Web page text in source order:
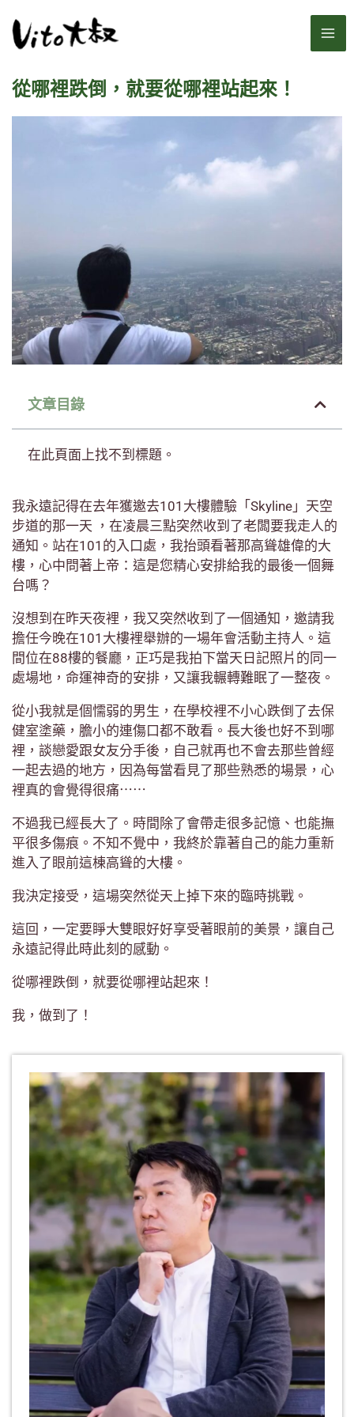
至
內從哪裡跌倒，就要從哪裡站起來！
文章目錄
在此頁面上找不到標題。
我永遠記得在去年獲邀去101大樓體驗「Skyline」天空
步道的那一天 ，在凌晨三點突然收到了老闆要我走人的
通知。站在101的入口處，我抬頭看著那高聳雄偉的大
樓，心中問著上帝：這是您精心安排給我的最後一個舞
台嗎？
沒想到在昨天夜裡，我又突然收到了一個通知，邀請我
擔任今晚在101大樓裡舉辦的一場年會活動主持人。這
間位在88樓的餐廳，正巧是我拍下當天日記照片的同一
處場地，命運神奇的安排，又讓我輾轉難眠了一整夜。
從小我就是個懦弱的男生，在學校裡不小心跌倒了去保
健室塗藥，膽小的連傷口都不敢看。長大後也好不到哪
裡，談戀愛跟女友分手後，自己就再也不會去那些曾經
一起去過的地方，因為每當看見了那些熟悉的場景，心
裡真的會覺得很痛⋯⋯
不過我已經長大了。時間除了會帶走很多記憶、也能撫
平很多傷痕。不知不覺中，我終於靠著自己的能力重新
進入了眼前這棟高聳的大樓。
我決定接受，這場突然從天上掉下來的臨時挑戰。
這回，一定要睜大雙眼好好享受著眼前的美景，讓自己
永遠記得此時此刻的感動。
從哪裡跌倒，就要從哪裡站起來！
我，做到了！